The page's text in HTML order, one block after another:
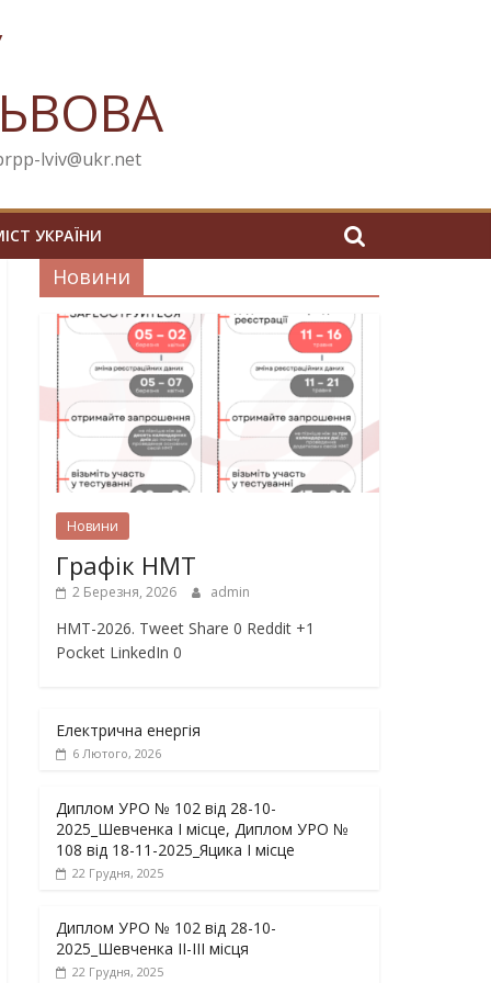
lviv@ukr.net
УКРАЇНИ
Новини
Новини
Графік НМТ
2 Березня, 2026 admin
НМТ-2026. Tweet Share 0 Reddit +1
Pocket LinkedIn 0
Електрична енергія
6 Лютого, 2026
Диплом УРО № 102 від 28-10-
2025_Шевченка І місце, Диплом УРО №
108 від 18-11-2025_Яцика І місце
22 Грудня, 2025
Диплом УРО № 102 від 28-10-
2025_Шевченка ІІ-ІІІ місця
22 Грудня, 2025